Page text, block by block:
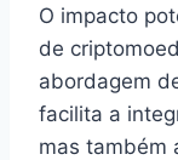
O impacto
de
abordagem
facilita a
mas também